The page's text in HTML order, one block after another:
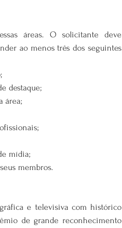
áreas. O solicitante deve
ao menos três dos seguintes
destaque;
área;
mídia;
membros.
e televisiva com histórico
de grande reconhecimento